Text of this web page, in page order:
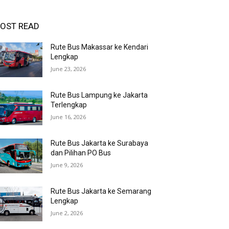
READ
Rute Bus Makassar ke Kendari
Lengkap
June 23, 2026
Rute Bus Lampung ke Jakarta
Terlengkap
June 16, 2026
Rute Bus Jakarta ke Surabaya
dan Pilihan PO Bus
June 9, 2026
Rute Bus Jakarta ke Semarang
Lengkap
June 2, 2026